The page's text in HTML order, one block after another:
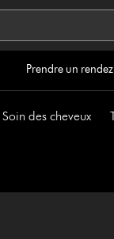
Prendre un
Soin des cheveux